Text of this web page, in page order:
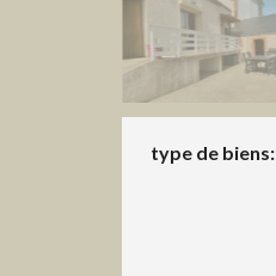
type de biens: